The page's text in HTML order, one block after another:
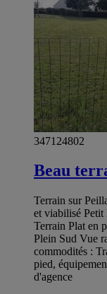
347124802
Beau
Terrain sur
et viabilisé Petit
Terrain Plat en
Plein Sud Vue
commodités :
pied,
d'agence